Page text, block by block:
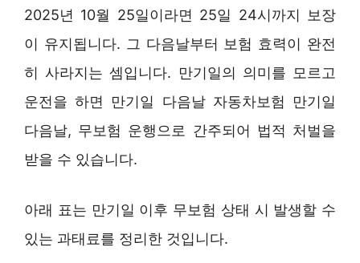
2025년 10월 25일이라면 25일 24시까지 보장
이 유지됩니다. 그 다음날부터 보험 효력이 완전
히 사라지는 셈입니다. 만기일의 의미를 모르고
운전을 하면 만기일 다음날 자동차보험 만기일
다음날, 무보험 운행으로 간주되어 법적 처벌을
받을 수 있습니다.
아래 표는 만기일 이후 무보험 상태 시 발생할 수
있는 과태료를 정리한 것입니다.